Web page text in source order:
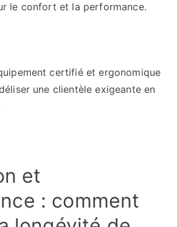
le confort et la performance.
certifié et ergonomique
une clientèle exigeante en
et
: comment